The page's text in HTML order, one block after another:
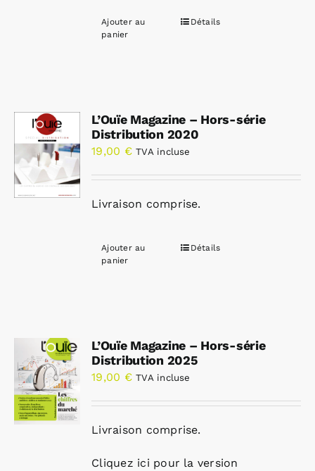
Ajouter au
panier
Détails
L’Ouïe Magazine – Hors-série
Distribution 2020
19,00 € TVA incluse
Livraison comprise.
Ajouter au
panier
Détails
L’Ouïe Magazine – Hors-série
Distribution 2025
19,00 € TVA incluse
Livraison comprise.
Cliquez ici pour la version